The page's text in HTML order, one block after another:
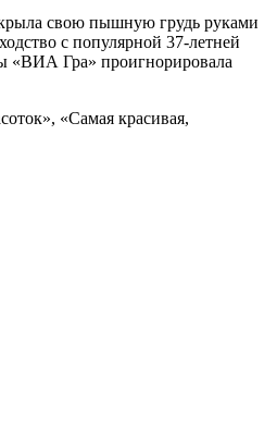
свою пышную грудь руками
с популярной 37-летней
«ВИА Гра» проигнорировала
«Самая красивая,